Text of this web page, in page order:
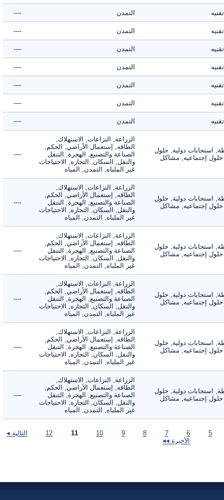
التمدن ----
التمدن ----
التمدن ----
التمدن ----
التمدن ----
التمدن ----
التمدن ----
استجابات دولية, حلول
إجتماعيه, مشاكل
الزراعة, النزاعات, الاستهلاك,
الطاقه, إستعمال الأراضي, الحكم,
الصناعة والتصنيع, الهجرة, التنقل
والنقل, السكان, التجاره, الاحتياجات
غير الملباه, التمدن, المياه
----
استجابات دولية, حلول
إجتماعيه, مشاكل
الزراعة, النزاعات, الاستهلاك,
الطاقه, إستعمال الأراضي, الحكم,
الصناعة والتصنيع, الهجرة, التنقل
والنقل, السكان, التجاره, الاحتياجات
غير الملباه, التمدن, المياه
----
استجابات دولية, حلول
إجتماعيه, مشاكل
الزراعة, النزاعات, الاستهلاك,
الطاقه, إستعمال الأراضي, الحكم,
الصناعة والتصنيع, الهجرة, التنقل
والنقل, السكان, التجاره, الاحتياجات
غير الملباه, التمدن, المياه
----
استجابات دولية, حلول
إجتماعيه, مشاكل
الزراعة, النزاعات, الاستهلاك,
الطاقه, إستعمال الأراضي, الحكم,
الصناعة والتصنيع, الهجرة, التنقل
والنقل, السكان, التجاره, الاحتياجات
غير الملباه, التمدن, المياه
----
استجابات دولية, حلول
إجتماعيه, مشاكل
الزراعة, النزاعات, الاستهلاك,
الطاقه, إستعمال الأراضي, الحكم,
الصناعة والتصنيع, الهجرة, التنقل
والنقل, السكان, التجاره, الاحتياجات
غير الملباه, التمدن, المياه
----
استجابات دولية, حلول
إجتماعيه, مشاكل
الزراعة, النزاعات, الاستهلاك,
الطاقه, إستعمال الأراضي, الحكم,
الصناعة والتصنيع, الهجرة, التنقل
والنقل, السكان, التجاره, الاحتياجات
غير الملباه, التمدن, المياه
----
التالية ◂
الأخيرة ◂◂